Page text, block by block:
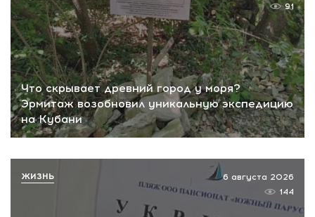
Что скрывает древний город у моря?
Эрмитаж возобновил уникальную экспедицию
на Кубани
91
6 августа 2026
144
ЖИЗНЬ